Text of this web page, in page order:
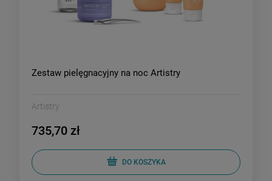
Zestaw pielęgnacyjny na noc Artistry
Artistry
735,70 zł
DO KOSZYKA